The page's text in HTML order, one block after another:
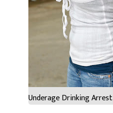
Underage Drinking Arrest